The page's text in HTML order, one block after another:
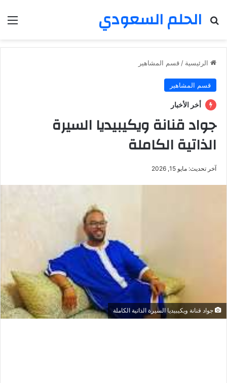
الحلم السعودي
بحث عن
الرئيسية / قسم المشاهير
قسم المشاهير
أخر الأخبار
جواد قنانة ويكيبيديا السيرة
الذاتية الكاملة
آخر تحديث: مايو 15, 2026
جواد قنانة ويكيبيديا السيرة الذاتية الكاملة